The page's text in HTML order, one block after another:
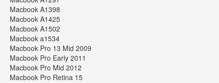
Macbook A1398
Macbook A1425
Macbook A1502
Macbook a1534
Macbook Pro 13 Mid 2009
Macbook Pro Early 2011
Macbook Pro Mid 2012
Macbook Pro Retina 15